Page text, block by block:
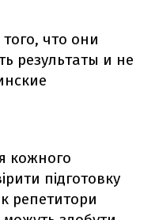
что они
результаты и не
кожного
підготовку
репетитори